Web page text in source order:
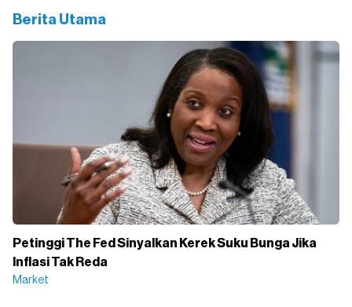
Berita Utama
Petinggi The Fed Sinyalkan Kerek Suku Bunga Jika
Inflasi Tak Reda
Market